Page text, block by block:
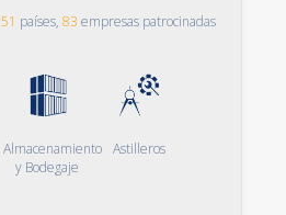
51 países, 83 empresas patrocinadas
Almacenamiento
y Bodegaje
Astilleros